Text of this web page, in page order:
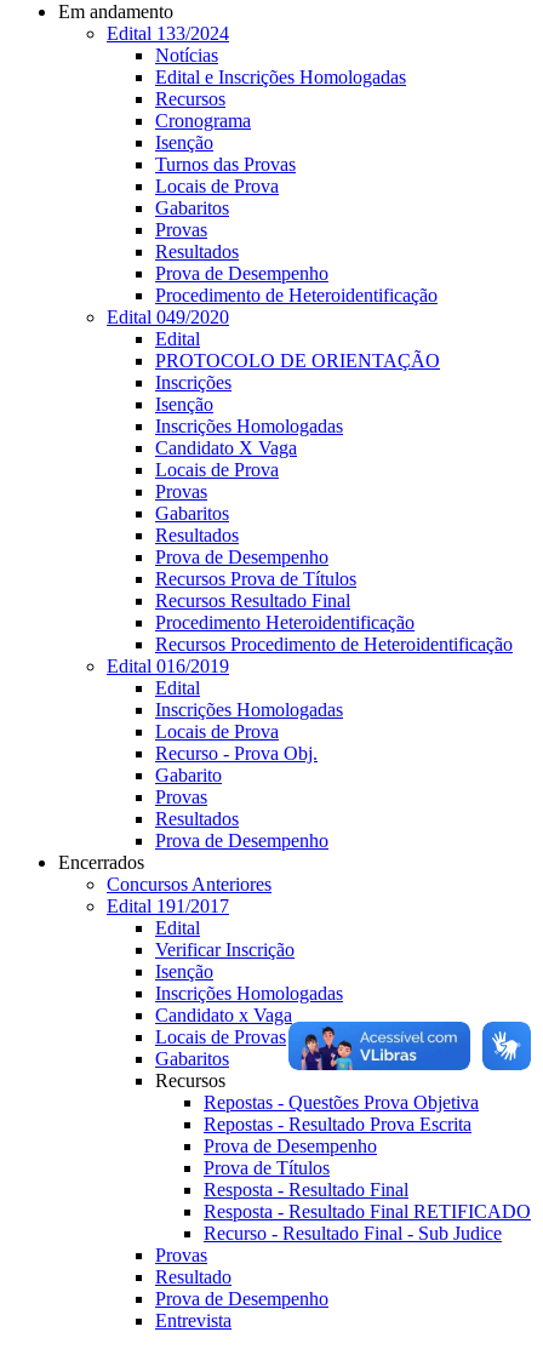
Em andamento
Edital 133/2024
Notícias
Edital e Inscrições Homologadas
Recursos
Cronograma
Isenção
Turnos das Provas
Locais de Prova
Gabaritos
Provas
Resultados
Prova de Desempenho
Procedimento de Heteroidentificação
Edital 049/2020
Edital
PROTOCOLO DE ORIENTAÇÃO
Inscrições
Isenção
Inscrições Homologadas
Candidato X Vaga
Locais de Prova
Provas
Gabaritos
Resultados
Prova de Desempenho
Recursos Prova de Títulos
Recursos Resultado Final
Procedimento Heteroidentificação
Recursos Procedimento de Heteroidentificação
Edital 016/2019
Edital
Inscrições Homologadas
Locais de Prova
Recurso - Prova Obj.
Gabarito
Provas
Resultados
Prova de Desempenho
Encerrados
Concursos Anteriores
Edital 191/2017
Edital
Verificar Inscrição
Isenção
Inscrições Homologadas
Candidato x Vaga
Locais de Provas
Gabaritos
Recursos
Repostas - Questões Prova Objetiva
Repostas - Resultado Prova Escrita
Prova de Desempenho
Prova de Títulos
Resposta - Resultado Final
Resposta - Resultado Final RETIFICADO
Recurso - Resultado Final - Sub Judice
Provas
Resultado
Prova de Desempenho
Entrevista